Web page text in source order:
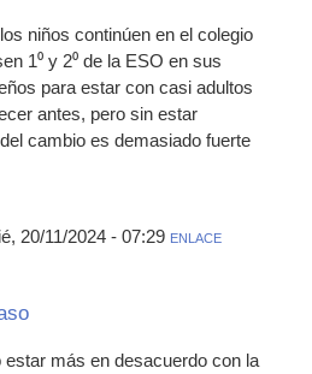
niños continúen en el colegio
1⁰ y 2⁰ de la ESO en sus
para estar con casi adultos
antes, pero sin estar
cambio es demasiado fuerte
20/11/2024 - 07:29 ENLACE
más en desacuerdo con la